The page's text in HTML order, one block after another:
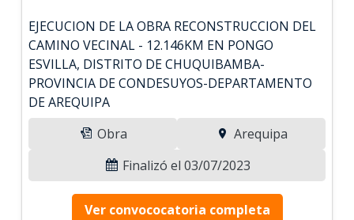
EJECUCION DE LA OBRA RECONSTRUCCION DEL
CAMINO VECINAL - 12.146KM EN PONGO
ESVILLA, DISTRITO DE CHUQUIBAMBA-
PROVINCIA DE CONDESUYOS-DEPARTAMENTO
DE AREQUIPA
Obra
Arequipa
Finalizó el 03/07/2023
Ver convococatoria completa